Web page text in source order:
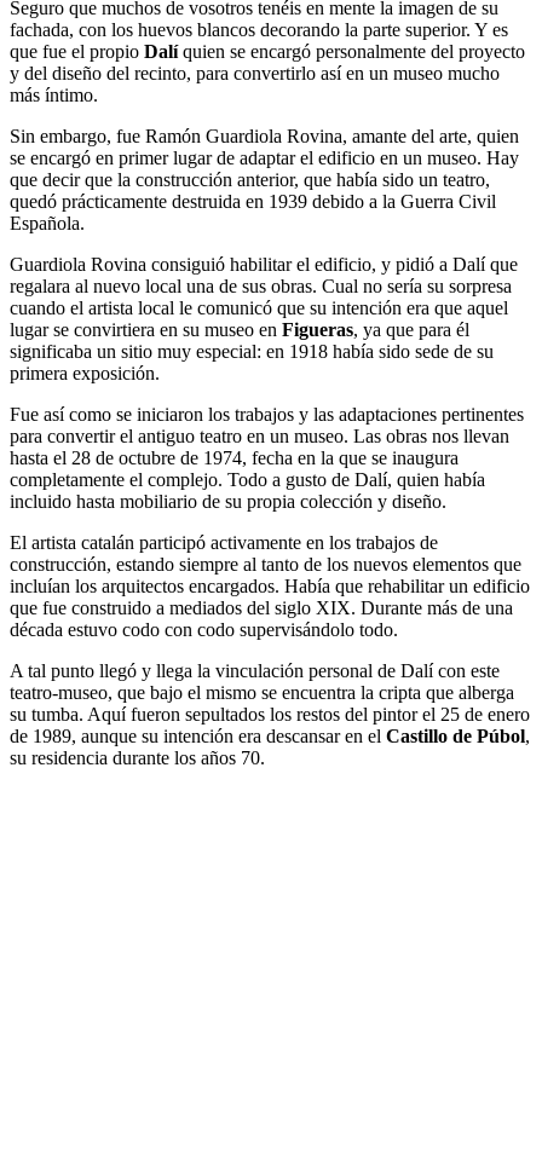
Seguro que muchos de vosotros tenéis en mente la imagen de su
fachada, con los huevos blancos decorando la parte superior. Y es
que fue el propio Dalíquien se encargó personalmente del proyecto
y del diseño del recinto, para convertirlo así en un museo mucho
más íntimo.
Sin embargo, fue Ramón Guardiola Rovina, amante del arte, quien
se encargó en primer lugar de adaptar el edificio en un museo. Hay
que decir que la construcción anterior, que había sido un teatro,
quedó prácticamente destruida en 1939 debido a la Guerra Civil
Española.
Guardiola Rovina consiguió habilitar el edificio, y pidió a Dalí que
regalara al nuevo local una de sus obras. Cual no sería su sorpresa
cuando el artista local le comunicó que su intención era que aquel
lugar se convirtiera en su museo en Figueras, ya que para él
significaba un sitio muy especial: en 1918 había sido sede de su
primera exposición.
Fue así como se iniciaron los trabajos y las adaptaciones pertinentes
para convertir el antiguo teatro en un museo. Las obras nos llevan
hasta el 28 de octubre de 1974, fecha en la que se inaugura
completamente el complejo. Todo a gusto de Dalí, quien había
incluido hasta mobiliario de su propia colección y diseño.
El artista catalán participó activamente en los trabajos de
construcción, estando siempre al tanto de los nuevos elementos que
incluían los arquitectos encargados. Había que rehabilitar un edificio
que fue construido a mediados del siglo XIX. Durante más de una
década estuvo codo con codo supervisándolo todo.
A tal punto llegó y llega la vinculación personal de Dalí con este
teatro-museo, que bajo el mismo se encuentra la cripta que alberga
su tumba. Aquí fueron sepultados los restos del pintor el 25 de enero
de 1989, aunque su intención era descansar en el Castillo de Púbol,
su residencia durante los años 70.